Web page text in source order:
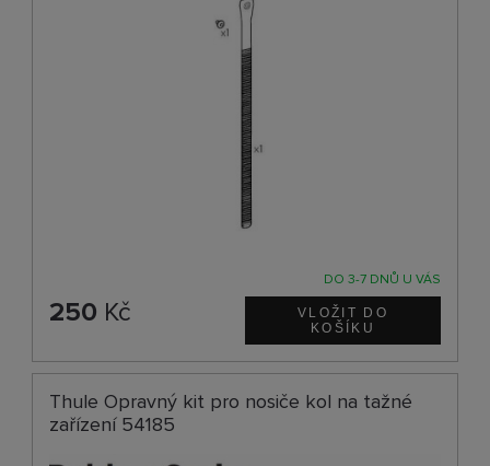
DO 3-7 DNŮ U VÁS
250 Kč
Thule Opravný kit pro nosiče kol na tažné
zařízení 54185